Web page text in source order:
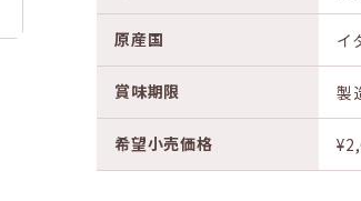
原産国 イ
賞味期限 製
希望小売価格